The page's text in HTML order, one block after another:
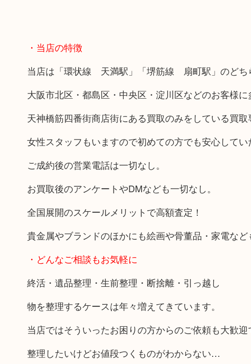
・当店の特徴
当店は「環状線 天満駅」「堺筋線 扇町駅」のどち
大阪市北区・都島区・中央区・淀川区などのお客様に
天神橋筋四番街商店街にある買取のみをしている買取
女性スタッフもいますので初めての方でも安心してい
ご成約後の営業電話は一切なし。
お買取後のアンケートやDMなども一切なし。
全国展開のスケールメリットで高額査定！
貴金属やブランドのほかにも絵画や骨董品・家電など
・どんなご相談もお気軽に
終活・遺品整理・生前整理・断捨離・引っ越し
物を整理するケースは年々増えてきています。
当店ではそういったお困りの方からのご依頼も大歓迎
整理したいけどお値段つくものがわからない…